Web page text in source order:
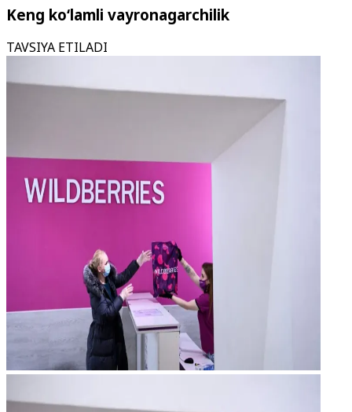
Keng ko‘lamli vayronagarchilik
TAVSIYA ETILADI